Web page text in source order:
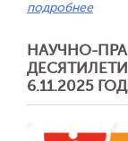
подробнее
НАУЧНО-
6.11.2025